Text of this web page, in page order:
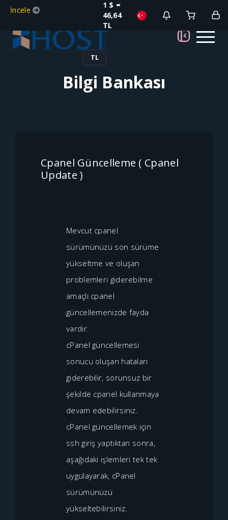
İncele
1 $ =
46,64
TL
TL
Bilgi Bankası
Cpanel Güncelleme ( Cpanel
Update )
Mevcut cpanel
sürümünüzü son sürüme
yükseltme ve oluşan
problemleri giderebilme
amaçlı cpanel
güncellemenizde fayda
vardır.
cPanel güncellemesi
sonucu oluşan hataları
giderebilir, sorunsuz bir
şekilde cpanel kullanmaya
devam edebilirsiniz.
cPanel güncellemek için
ssh giriş yaptıktan sonra,
aşağıdaki işlemleri tek tek
uygulayarak, cPanel
sürümünüzü
yükseltebilirsiniz.